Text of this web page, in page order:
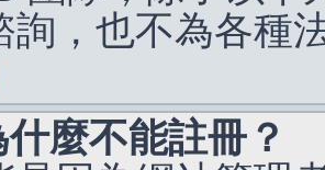
詢，也不為各種
麼不能註冊？